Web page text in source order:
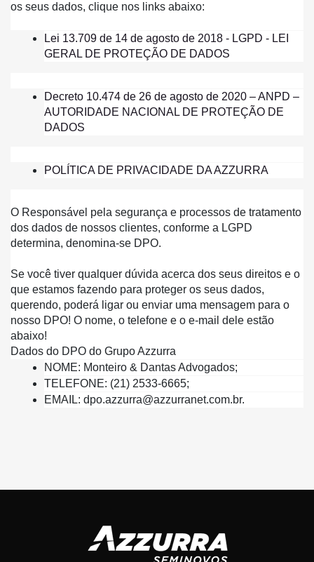
os seus dados, clique nos links abaixo:
Lei 13.709 de 14 de agosto de 2018 - LGPD - LEI
GERAL DE PROTEÇÃO DE DADOS
Decreto 10.474 de 26 de agosto de 2020 – ANPD –
AUTORIDADE NACIONAL DE PROTEÇÃO DE
DADOS
POLÍTICA DE PRIVACIDADE DA AZZURRA
O Responsável pela segurança e processos de tratamento
dos dados de nossos clientes, conforme a LGPD
determina, denomina-se DPO.
Se você tiver qualquer dúvida acerca dos seus direitos e o
que estamos fazendo para proteger os seus dados,
querendo, poderá ligar ou enviar uma mensagem para o
nosso DPO! O nome, o telefone e o e-mail dele estão
abaixo!
Dados do DPO do Grupo Azzurra
NOME: Monteiro & Dantas Advogados;
TELEFONE: (21) 2533-6665;
EMAIL: dpo.azzurra@azzurranet.com.br.